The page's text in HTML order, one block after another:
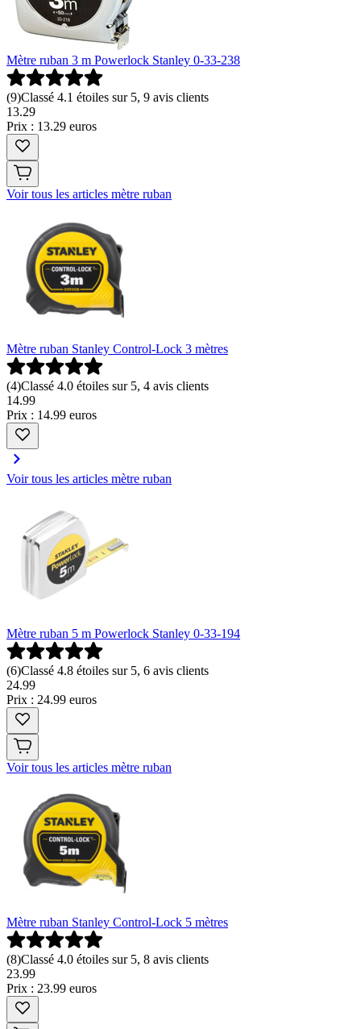
Mètre ruban 3 m Powerlock Stanley 0-33-238
(9)Classé 4.1 étoiles sur 5, 9 avis clients
13.29
Prix : 13.29 euros
Voir tous les articles mètre ruban
Mètre ruban Stanley Control-Lock 3 mètres
(4)Classé 4.0 étoiles sur 5, 4 avis clients
14.99
Prix : 14.99 euros
Voir tous les articles mètre ruban
Mètre ruban 5 m Powerlock Stanley 0-33-194
(6)Classé 4.8 étoiles sur 5, 6 avis clients
24.99
Prix : 24.99 euros
Voir tous les articles mètre ruban
Mètre ruban Stanley Control-Lock 5 mètres
(8)Classé 4.0 étoiles sur 5, 8 avis clients
23.99
Prix : 23.99 euros